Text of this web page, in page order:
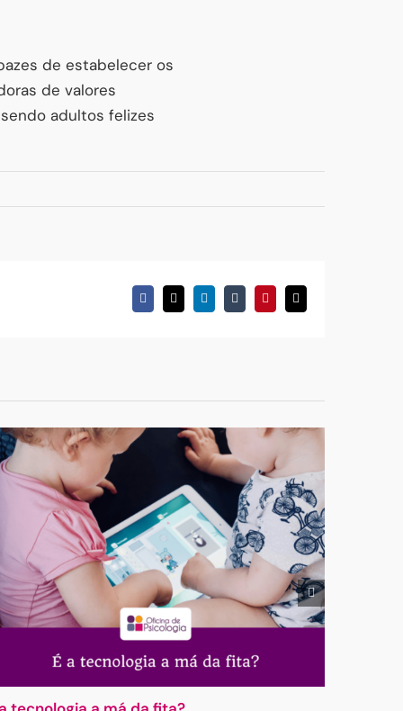
de estabelecer os
de valores
adultos felizes
Facebook
X LinkedInTumblrPinterestEmail
(necessário